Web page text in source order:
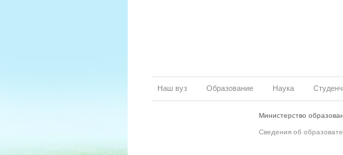
Наш вуз Образование Наука
Министерство
Сведения об